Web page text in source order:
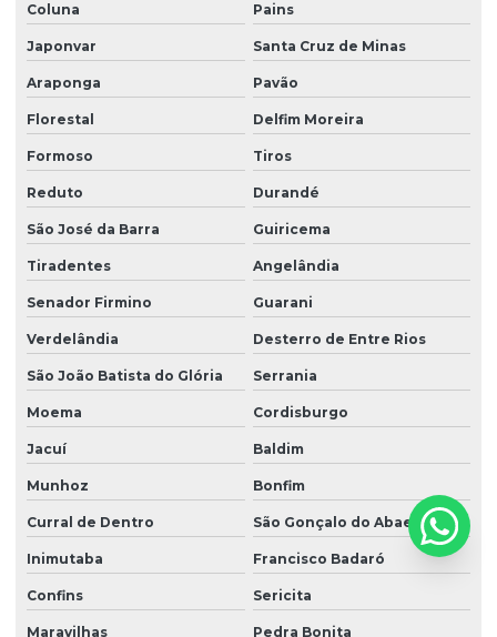
Coluna Pains
Japonvar Santa Cruz de Minas
Araponga Pavão
Florestal Delfim Moreira
Formoso Tiros
Reduto Durandé
São José da Barra Guiricema
Tiradentes Angelândia
Senador Firmino Guarani
Verdelândia Desterro de Entre Rios
São João Batista do Glória Serrania
Moema Cordisburgo
Jacuí Baldim
Munhoz Bonfim
Curral de Dentro São Gonçalo do Abaeté
Inimutaba Francisco Badaró
Confins Sericita
Maravilhas Pedra Bonita